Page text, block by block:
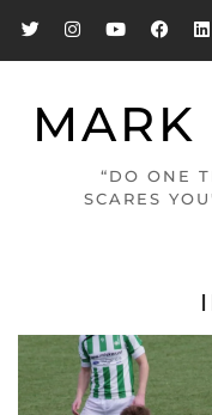
MARK
“DO ONE
SCARES